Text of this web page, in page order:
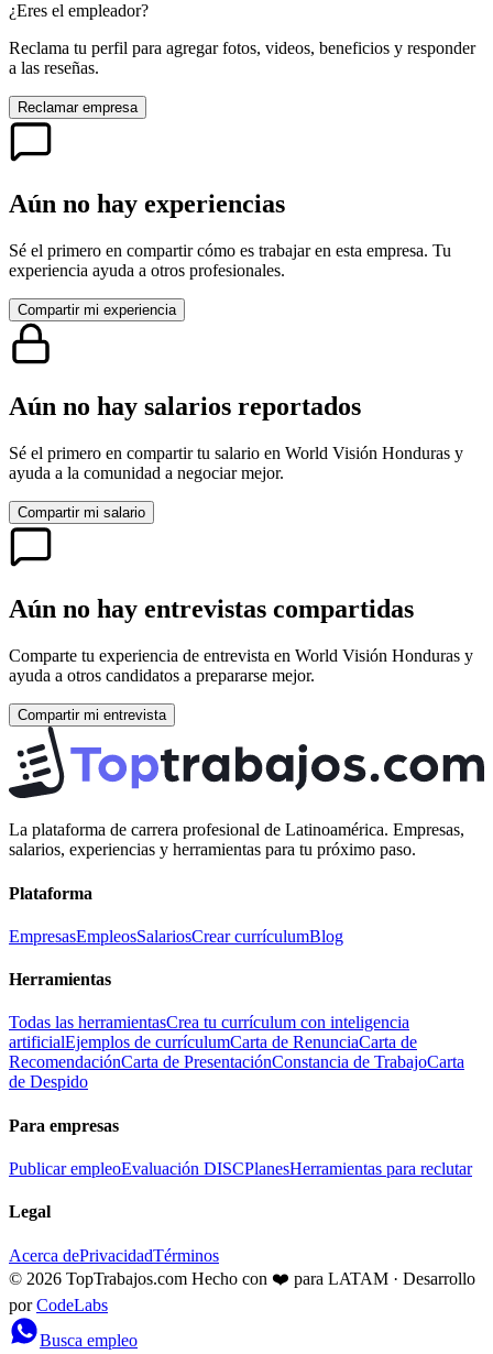
¿Eres el empleador?
Reclama tu perfil para agregar fotos, videos, beneficios y responder
a las reseñas.
Reclamar empresa
Aún no hay experiencias
Sé el primero en compartir cómo es trabajar en esta empresa. Tu
experiencia ayuda a otros profesionales.
Compartir mi experiencia
Aún no hay salarios reportados
Sé el primero en compartir tu salario en World Visión Honduras y
ayuda a la comunidad a negociar mejor.
Compartir mi salario
Aún no hay entrevistas compartidas
Comparte tu experiencia de entrevista en World Visión Honduras y
ayuda a otros candidatos a prepararse mejor.
Compartir mi entrevista
La plataforma de carrera profesional de Latinoamérica. Empresas,
salarios, experiencias y herramientas para tu próximo paso.
Plataforma
EmpresasEmpleosSalariosCrear currículumBlog
Herramientas
Todas las herramientasCrea tu currículum con inteligencia
artificialEjemplos de currículumCarta de RenunciaCarta de
RecomendaciónCarta de PresentaciónConstancia de TrabajoCarta
de Despido
Para empresas
Publicar empleoEvaluación DISCPlanesHerramientas para reclutar
Legal
Acerca dePrivacidadTérminos
© 2026 TopTrabajos.com Hecho con ❤️ para LATAM · Desarrollo
por CodeLabs
Busca empleo